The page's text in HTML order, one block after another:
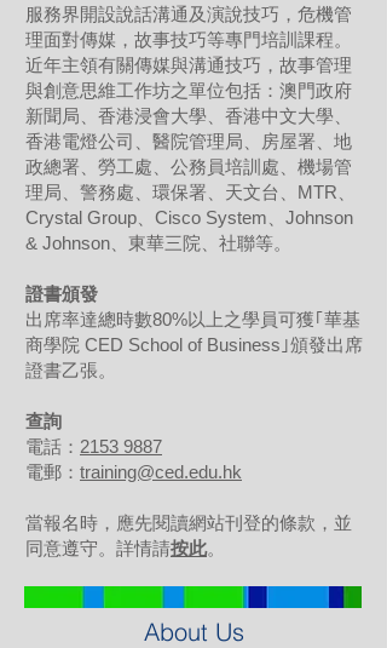
服務界開設說話溝通及演說技巧，危機管
理面對傳媒，故事技巧等專門培訓課程。
近年主領有關傳媒與溝通技巧，故事管理
與創意思維工作坊之單位包括：澳門政府
新聞局、香港浸會大學、香港中文大學、
香港電燈公司、醫院管理局、房屋署、地
政總署、勞工處、公務員培訓處、機場管
理局、警務處、環保署、天文台、MTR、
Crystal Group、Cisco System、Johnson
& Johnson、東華三院、社聯等。
證書頒發
出席率達總時數80%以上之學員可獲｢華基
商學院 CED School of Business｣頒發出席
證書乙張。
查詢
電話： 2153 9887
電郵： training@ced.edu.hk
當報名時，應先閱讀網站刊登的條款，並
同意遵守。詳情請按此。
About Us